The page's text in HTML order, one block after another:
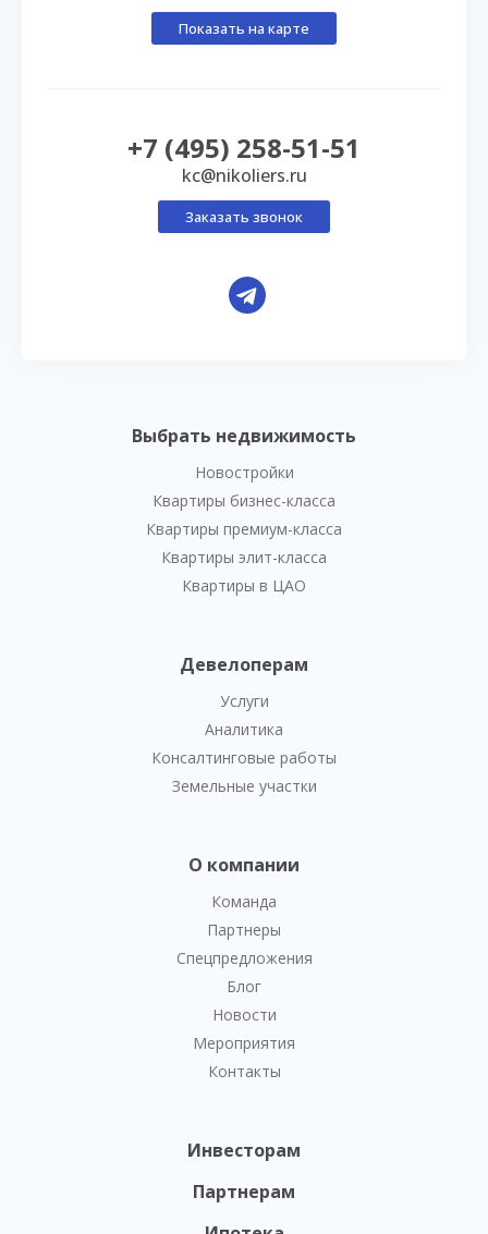
Выбрать недвижимость
Новостройки
Квартиры бизнес-класса
Квартиры премиум-класса
Квартиры элит-класса
Квартиры в ЦАО
Девелоперам
Услуги
Аналитика
Консалтинговые работы
Земельные участки
О компании
Команда
Партнеры
Спецпредложения
Блог
Новости
Мероприятия
Контакты
Инвесторам
Партнерам
Показать на карте
+7 (495) 258-51-51
kc@nikoliers.ru
Заказать звонок